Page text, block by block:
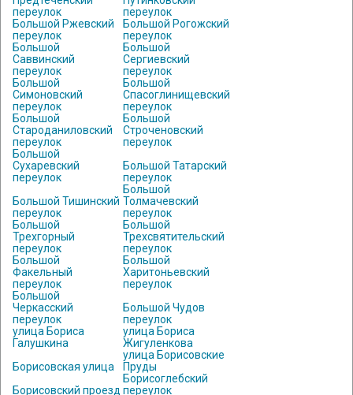
переулок
переулок
Большой Ржевский
переулок
Большой Рогожский
переулок
Большой
Саввинский
переулок
Большой
Сергиевский
переулок
Большой
Симоновский
переулок
Большой
Спасоглинищевский
переулок
Большой
Староданиловский
переулок
Большой
Строченовский
переулок
Большой
Сухаревский
переулок
Большой Татарский
переулок
Большой Тишинский
переулок
Большой
Толмачевский
переулок
Большой
Трехгорный
переулок
Большой
Трехсвятительский
переулок
Большой
Факельный
переулок
Большой
Харитоньевский
переулок
Большой
Черкасский
переулок
Большой Чудов
переулок
улица Бориса
Галушкина
улица Бориса
Жигуленкова
Борисовская улица
улица Борисовские
Пруды
Борисовский проезд
Борисоглебский
переулок